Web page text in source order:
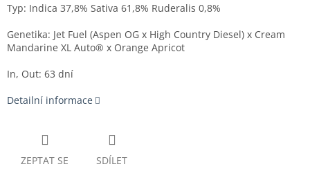
Typ: Indica 37,8% Sativa 61,8% Ruderalis 0,8%
Genetika: Jet Fuel (Aspen OG x High Country Diesel) x Cream
Mandarine XL Auto® x Orange Apricot
In, Out: 63 dní
Detailní informace
ZEPTAT SE SDÍLET